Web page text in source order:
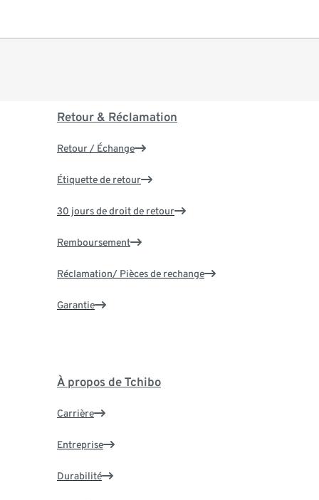
Retour & Réclamation
Retour / Échange
Étiquette de retour
30 jours de droit de retour
Remboursement
Réclamation/ Pièces de rechange
Garantie
À propos de Tchibo
Carrière
Entreprise
Durabilité